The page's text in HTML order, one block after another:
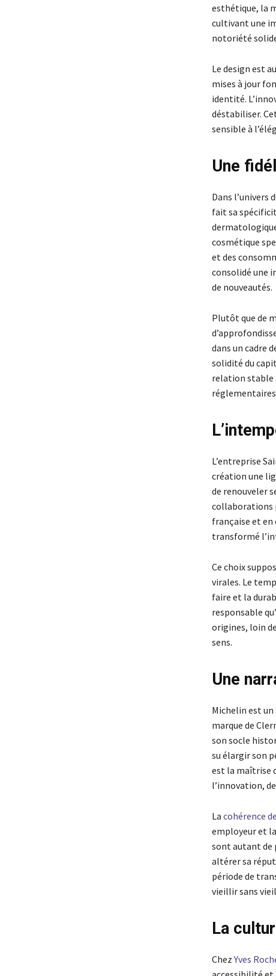
esthétique, la
cultivant une
notoriété
Le design est
mises à jour
identité.
déstabiliser.
sensible à
Une
Dans l’univers
fait sa
cosmétique
et des
consolidé une
de nouveautés.
Plutôt que de
dans un cadre
solidité du
relation stable
L’entreprise
création une
de renouveler
collaborations
française et en
transformé
Ce choix
virales. Le
faire et la
responsable
origines, loin
sens.
Une
Michelin est
marque de
son socle
su élargir son
est la maîtrise
l’innovation,
La cohérence
employeur et
sont autant de
altérer sa
période de
vieillir sans
La
ChezYves